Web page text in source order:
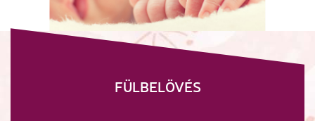
FÜLBELÖVÉS